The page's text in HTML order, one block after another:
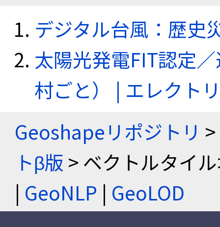
デジタル台風：歴史
太陽光発電FIT認定
村ごと） | エレクト
Geoshapeリポジトリ >
トβ版 > ベクトルタイ
| GeoNLP | GeoLOD